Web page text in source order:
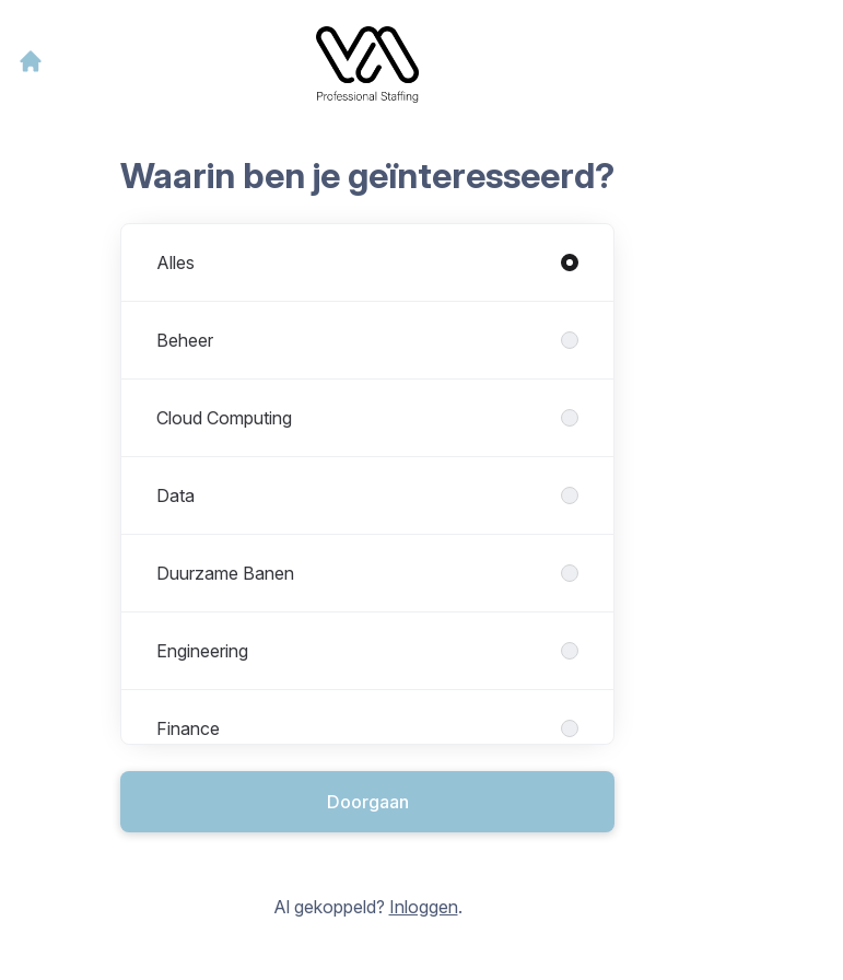
Waarin ben je geïnteresseerd?
Alles
Beheer
Cloud Computing
Data
Duurzame Banen
Engineering
Finance
Human Resource Management
Doorgaan
Al gekoppeld? Inloggen.